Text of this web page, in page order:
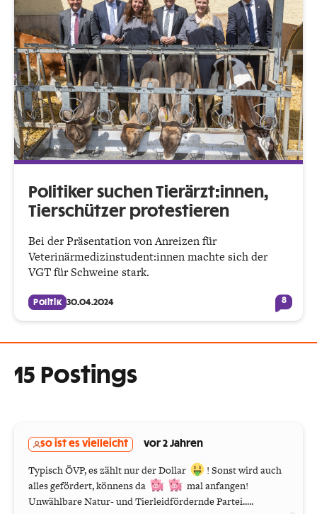
Politiker suchen Tierärzt:innen,
Tierschützer protestieren
Bei der Präsentation von Anreizen für
Veterinärmedizin­student:innen machte sich der
VGT für Schweine stark.
Politik 30.04.2024 8
15 Postings
so ist es vielleicht vor 2 Jahren
Typisch ÖVP, es zählt nur der Dollar
! Sonst wird auch
alles gefördert, könnens da
mal anfangen!
Unwählbare Natur- und Tierleidfördernde Partei.....